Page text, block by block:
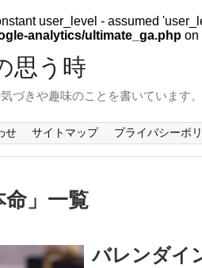
user_level - assumed
analytics/ultimate_ga.php on
思う時
づきや趣味のことを書いています。
せ サイトマップ プライバシーポ
命」 一覧
バレンダイ